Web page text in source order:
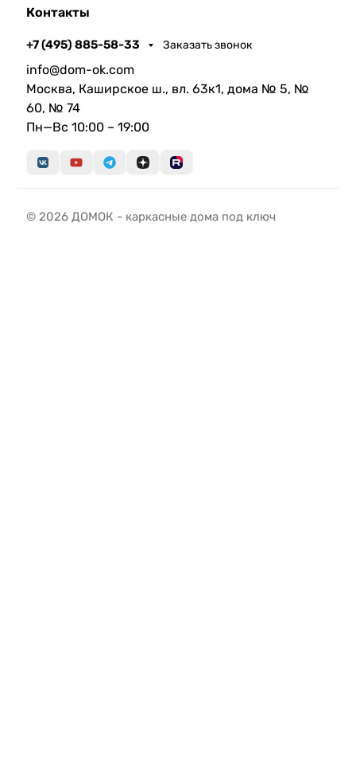
Контакты
+7 (495) 885-58-33 Заказать звонок
info@dom-ok.com
Москва, Каширское ш., вл. 63к1, дома № 5, №
60, № 74
Пн—Вс 10:00 – 19:00
© 2026 ДОМОК - каркасные дома под ключ